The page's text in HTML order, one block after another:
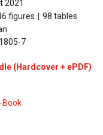
2021
figures
98 tables
7
(Hardcover + ePDF)
Book